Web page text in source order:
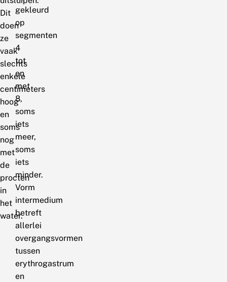
Dit
doen
ze
vaak
slechts
enkele
centimeters
hoog
en
soms
nog
met
de
procten
in
het
water.
gekleurd
op
segmenten
4
tot
en
met
8,
soms
iets
meer,
soms
iets
minder.
Vorm
intermedium
betreft
allerlei
overgangsvormen
tussen
erythrogastrum
en